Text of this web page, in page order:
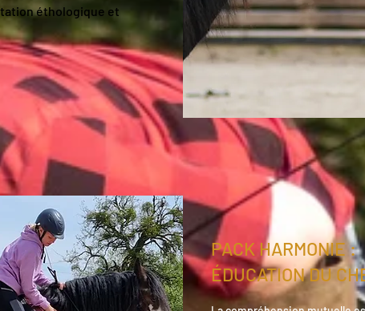
éthologique et
PACK HARMONIE :
ÉDUCATION DU